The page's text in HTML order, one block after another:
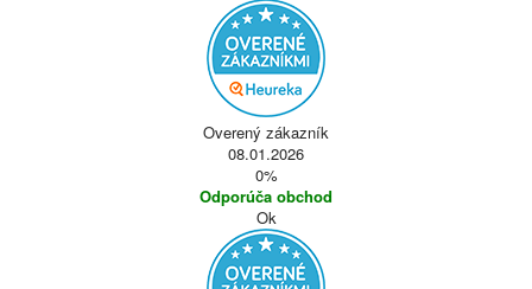
Overený zákazník
08.01.2026
0%
Odporúča obchod
Ok